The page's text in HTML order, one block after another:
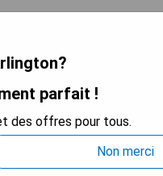
parfait !
des offres pour tous.
Non merci